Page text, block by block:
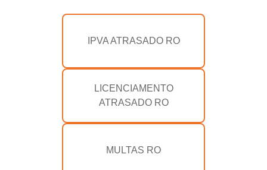
IPVA ATRASADO RO
LICENCIAMENTO
ATRASADO RO
MULTAS RO